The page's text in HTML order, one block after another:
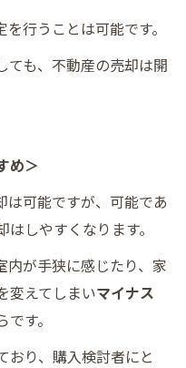
行うことは可能です。
ても、不動産の売却は開
め＞
は可能ですが、可能であ
しやすくなります。
内が手狭に感じたり、家
変えてしまいマイナス
す。
おり、購入検討者にと